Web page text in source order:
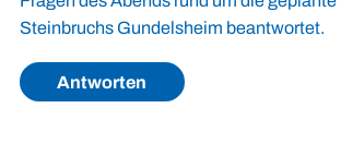
Steinbruchs Gundelsheim beantwortet.
Antworten